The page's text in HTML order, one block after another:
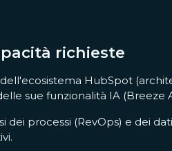
richieste
HubSpot
sue funzionalità IA (Breeze
dei processi (RevOps) e dei